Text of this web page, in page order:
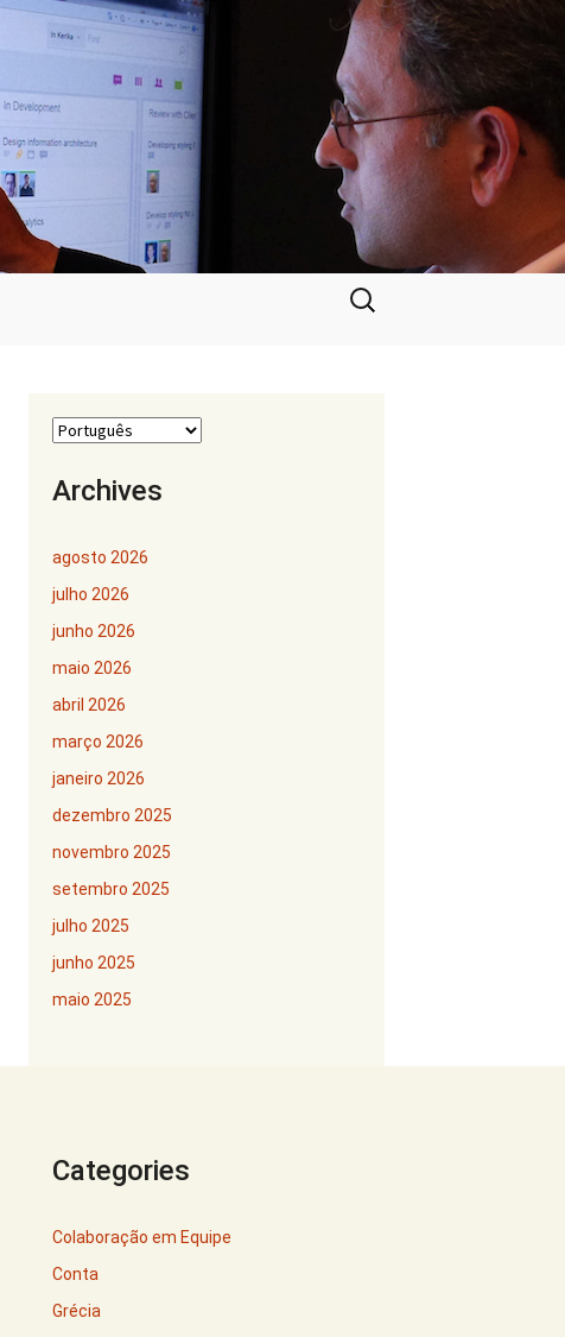
Pesquisar
por:
Archives
agosto 2026
julho 2026
junho 2026
maio 2026
abril 2026
março 2026
janeiro 2026
dezembro 2025
novembro 2025
setembro 2025
julho 2025
junho 2025
maio 2025
Categories
Colaboração em Equipe
Conta
Grécia